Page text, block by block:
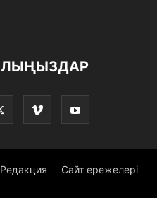
Редакция Сайт ережелері